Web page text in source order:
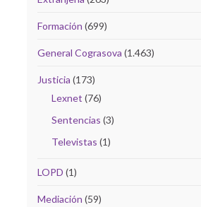
Formación (699)
General Cograsova (1.463)
Justicia (173)
Lexnet (76)
Sentencias (3)
Televistas (1)
LOPD (1)
Mediación (59)